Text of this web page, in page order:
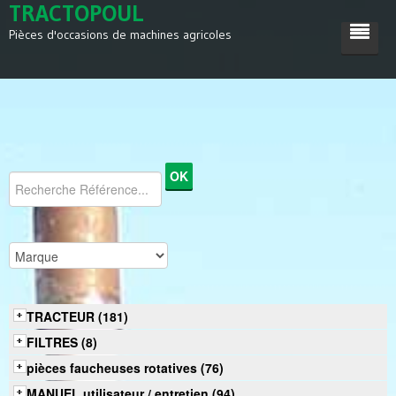
TRACTOPOUL
Pièces d'occasions de machines agricoles
TRACTEUR (181)
FILTRES (8)
pièces faucheuses rotatives (76)
DIVERS
SATISFACTIONS
CONTACT